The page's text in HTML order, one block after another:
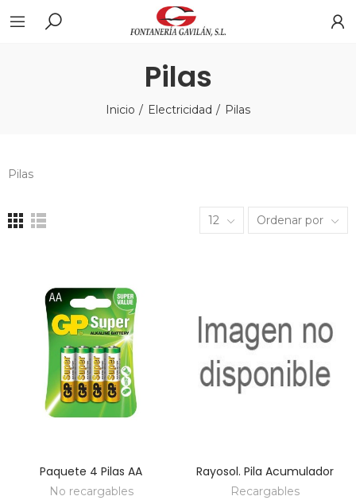
Pilas
Inicio Electricidad Pilas
Pilas
12 Ordenar por
DESCUBRE
Paquete 4 Pilas AA
No recargables
DESCUBRE
Rayosol. Pila Acumulador
Recargables